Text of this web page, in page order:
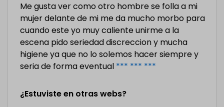
Me gusta ver como otro hombre se folla a mi
mujer delante de mi me da mucho morbo para
cuando este yo muy caliente unirme a la
escena pido seriedad discreccion y mucha
higiene ya que no lo solemos hacer siempre y
seria de forma eventual *** *** ***
¿Estuviste en otras webs?